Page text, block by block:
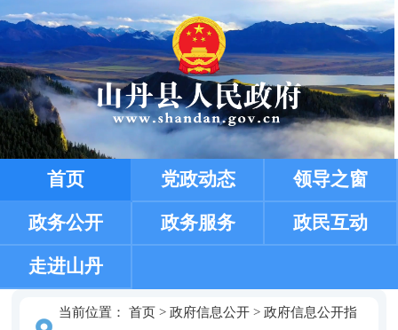
首页 党政动态 领导之窗
政务公开 政务服务 政民互动
走进山丹
当前位置： 首页> 政府信息公开> 政府信息公开指